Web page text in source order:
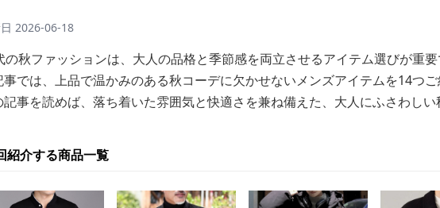
2026-06-18
の秋ファッションは、大人の品格と季節感を両立させるアイテム選びが重要
事では、上品で温かみのある秋コーデに欠かせないメンズアイテムを14つご
記事を読めば、落ち着いた雰囲気と快適さを兼ね備えた、大人にふさわしい
紹介する商品一覧